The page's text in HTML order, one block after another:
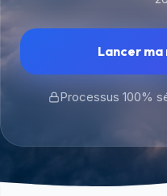
Lancer
Processus 100%